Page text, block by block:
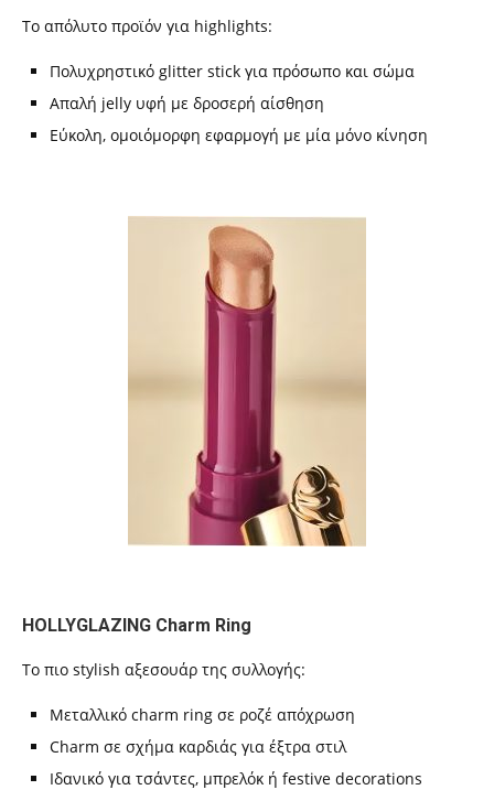
Το απόλυτο προϊόν για highlights:
Πολυχρηστικό glitter stick για πρόσωπο και σώμα
Απαλή jelly υφή με δροσερή αίσθηση
Εύκολη, ομοιόμορφη εφαρμογή με μία μόνο κίνηση
HOLLYGLAZING Charm Ring
Το πιο stylish αξεσουάρ της συλλογής:
Μεταλλικό charm ring σε ροζέ απόχρωση
Charm σε σχήμα καρδιάς για έξτρα στιλ
Ιδανικό για τσάντες, μπρελόκ ή festive decorations